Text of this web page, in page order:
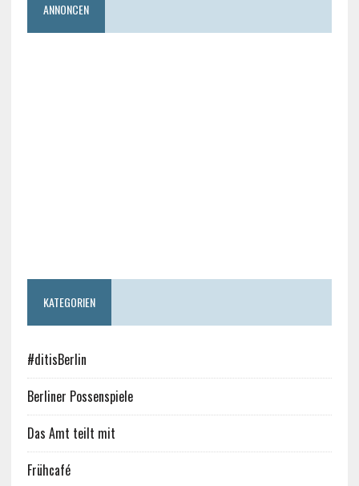
ANNONCEN
KATEGORIEN
#ditisBerlin
Berliner Possenspiele
Das Amt teilt mit
Frühcafé